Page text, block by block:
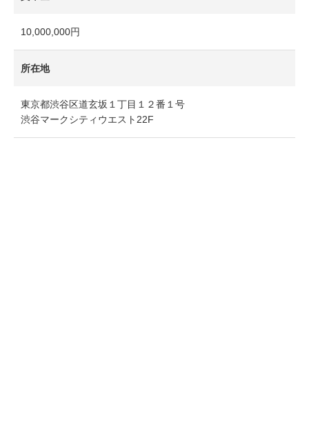
10,000,000円
所在地
東京都渋谷区道玄坂１丁目１２番１号
渋谷マークシティウエスト22F